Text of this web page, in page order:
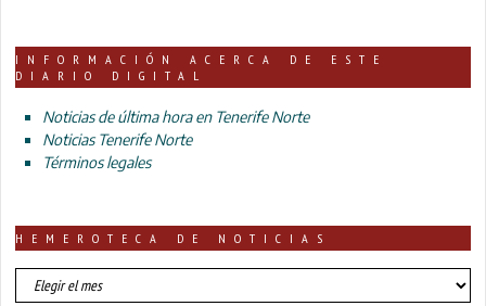
INFORMACIÓN ACERCA DE ESTE
DIARIO DIGITAL
Noticias de última hora en Tenerife Norte
Noticias Tenerife Norte
Términos legales
HEMEROTECA DE NOTICIAS
HEMEROTECA
DE